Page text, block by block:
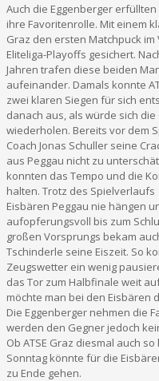
Auch die Eggenberger
ihre Favoritenrolle. Mit einem
Graz den ersten Matchpuck
Eliteliga-Playoffs gesichert.
Jahren trafen diese beiden
aufeinander. Damals konnte
zwei klaren Siegen für sich
danach aus, als würde sich die
wiederholen. Bereits vor dem
Coach Jonas Schuller seine
aus Peggau nicht zu
konnten das Tempo und die
halten. Trotz des
Eisbären Peggau nie hängen
aufopferungsvoll bis zum
großen Vorsprungs bekam
Tschinderle seine Eiszeit. So
Zeugswetter ein wenig
das Tor zum Halbfinale weit
möchte man bei den Eisbären
Die Eggenberger nehmen die
werden den Gegner jedoch
Ob ATSE Graz diesmal auch
Sonntag könnte für die
zu Ende gehen.